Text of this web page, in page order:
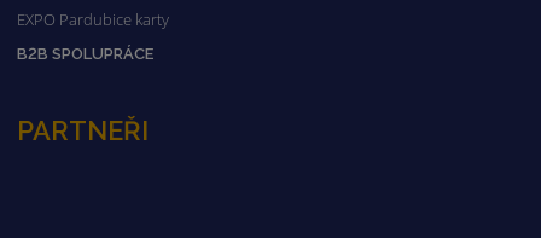
EXPO Pardubice karty
B2B SPOLUPRÁCE
PARTNEŘI